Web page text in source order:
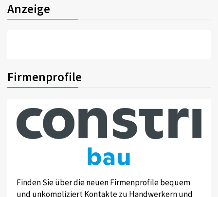
Anzeige
Firmenprofile
Finden Sie über die neuen Firmenprofile bequem
und unkompliziert Kontakte zu Handwerkern und